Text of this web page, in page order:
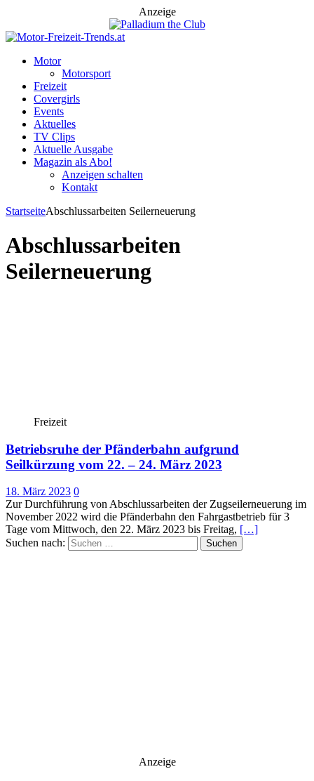
Anzeige
Motor
Motorsport
Freizeit
Covergirls
Events
Aktuelles
TV Clips
Aktuelle Ausgabe
Magazin als Abo!
Anzeigen schalten
Kontakt
StartseiteAbschlussarbeiten Seilerneuerung
Abschlussarbeiten
Seilerneuerung
Freizeit
Betriebsruhe der Pfänderbahn aufgrund
Seilkürzung vom 22. – 24. März 2023
18. März 2023 0
Zur Durchführung von Abschlussarbeiten der Zugseilerneuerung im
November 2022 wird die Pfänderbahn den Fahrgastbetrieb für 3
Tage vom Mittwoch, den 22. März 2023 bis Freitag, […]
Suchen nach:
Anzeige